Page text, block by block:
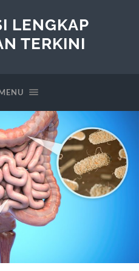
LENGKAP
TERKINI